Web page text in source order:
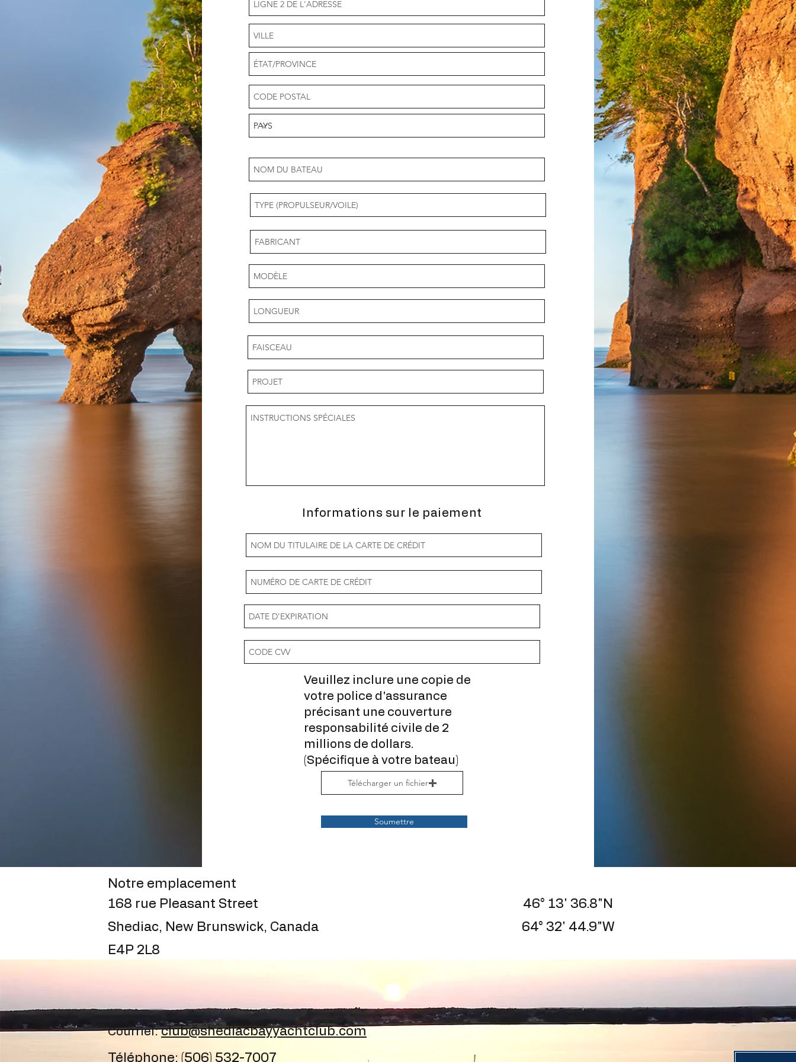
Informations sur le paiement
Veuillez inclure une copie de
votre police d'assurance
précisant une couverture
responsabilité civile de 2
millions de dollars.
(Spécifique à votre bateau)
Télécharger un fichier
Soumettre
Notre emplacement
Courriel:club@shediacbayyachtclub.com
Téléphone: (506) 532-7007
168 rue Pleasant Street
Shediac, New Brunswick, Canada
E4P 2L8
46° 13' 36.8"N
64° 32' 44.9"W